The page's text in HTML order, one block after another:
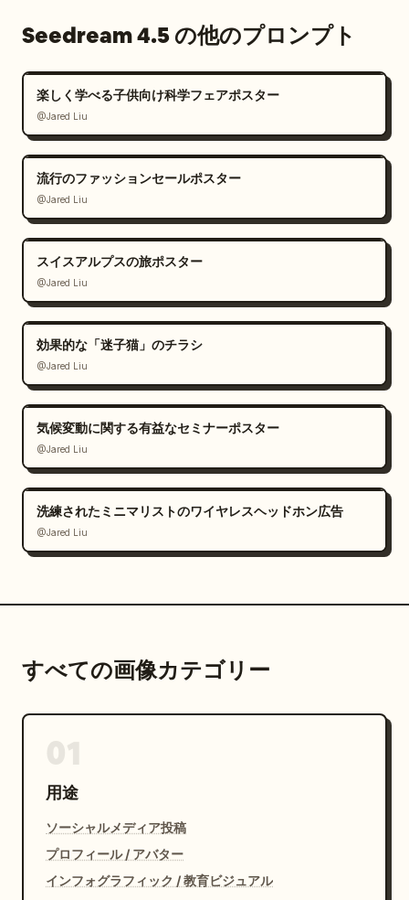
Seedream 4.5 の他のプロンプト
楽しく学べる子供向け科学フェアポスター
@Jared Liu
流行のファッションセールポスター
@Jared Liu
スイスアルプスの旅ポスター
@Jared Liu
効果的な「迷子猫」のチラシ
@Jared Liu
気候変動に関する有益なセミナーポスター
@Jared Liu
洗練されたミニマリストのワイヤレスヘッドホン広告
@Jared Liu
すべての画像カテゴリー
用途
ソーシャルメディア投稿
プロフィール / アバター
インフォグラフィック / 教育ビジュアル